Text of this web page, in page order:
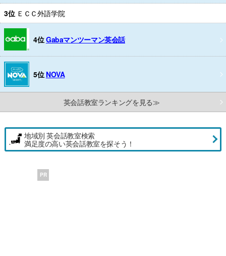
3位 ＥＣＣ外語学院
4位Gabaマンツーマン英会話
5位 NOVA
英会話教室ランキングを見る≫
地域別 英会話教室検索
満足度の高い英会話教室を探そう！
PR